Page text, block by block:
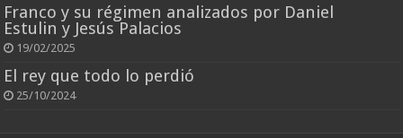
Franco y su régimen analizados por Daniel
Estulin y Jesús Palacios
19/02/2025
El rey que todo lo perdió
25/10/2024